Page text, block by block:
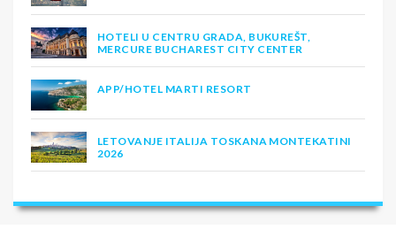
HOTELI U CENTRU GRADA, BUKUREŠT,
MERCURE BUCHAREST CITY CENTER
APP/HOTEL MARTI RESORT
LETOVANJE ITALIJA TOSKANA MONTEKATINI
2026